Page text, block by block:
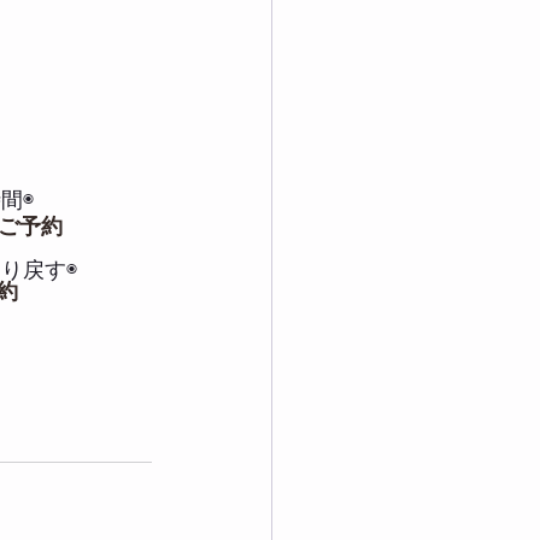
◉
予約
戻す◉